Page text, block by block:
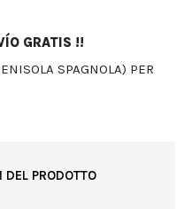
GRATIS !!
SPAGNOLA) PER
DEL PRODOTTO